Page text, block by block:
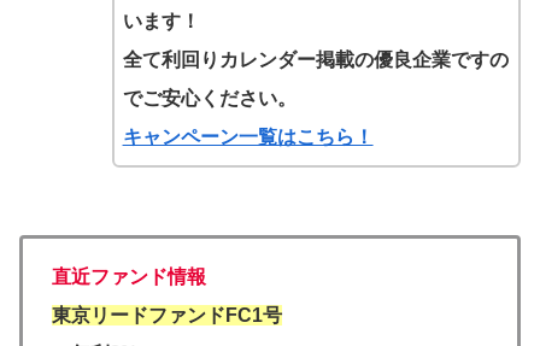
います！
全て利回りカレンダー掲載の優良企業ですの
でご安心ください。
キャンペーン一覧はこちら！
直近ファンド情報
東京リードファンドFC1号